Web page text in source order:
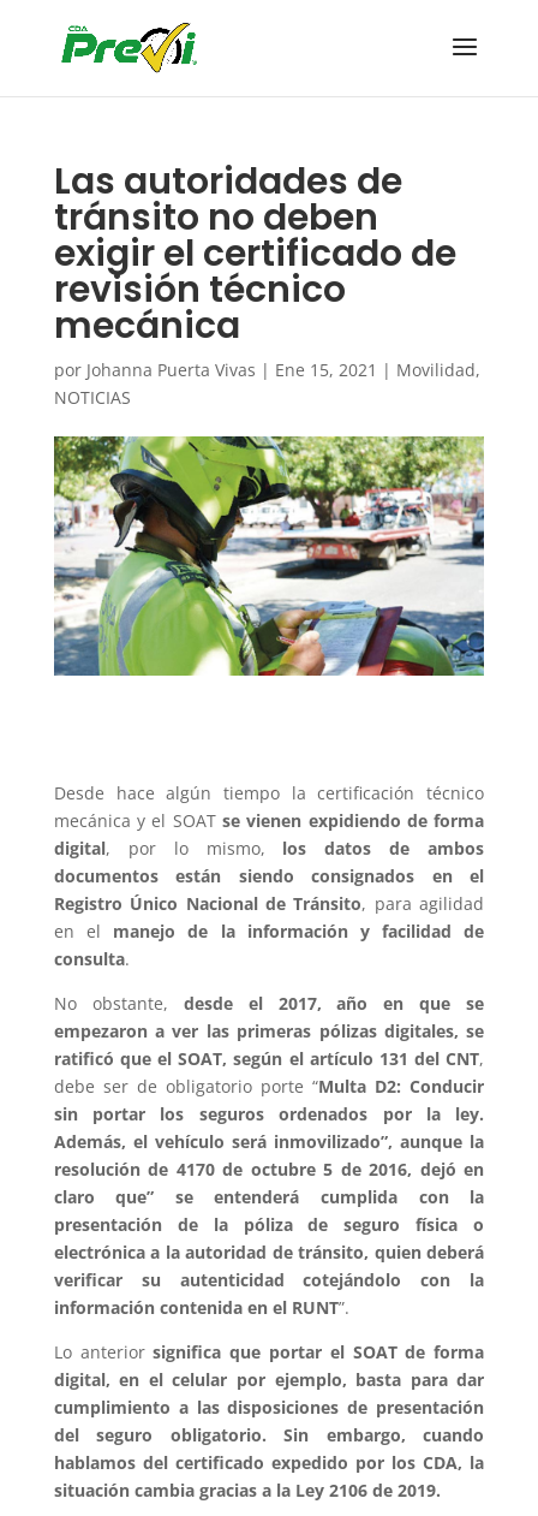
Las autoridades de
tránsito no deben
exigir el certificado de
revisión técnico
mecánica
por Johanna Puerta Vivas | Ene 15, 2021 | Movilidad,
NOTICIAS
Desde hace algún tiempo la certificación técnico
mecánica y el SOAT se vienen expidiendo de forma
digital, por lo mismo, los datos de ambos
documentos están siendo consignados en el
Registro Único Nacional de Tránsito, para agilidad
en el manejo de la información y facilidad de
consulta.
No obstante, desde el 2017, año en que se
empezaron a ver las primeras pólizas digitales, se
ratificó que el SOAT, según el artículo 131 del CNT,
debe ser de obligatorio porte “Multa D2: Conducir
sin portar los seguros ordenados por la ley.
Además, el vehículo será inmovilizado”, aunque la
resolución de 4170 de octubre 5 de 2016, dejó en
claro que” se entenderá cumplida con la
presentación de la póliza de seguro física o
electrónica a la autoridad de tránsito, quien deberá
verificar su autenticidad cotejándolo con la
información contenida en el RUNT”.
Lo anteriorsignifica que portar el SOAT de forma
digital, en el celular por ejemplo, basta para dar
cumplimiento a las disposiciones de presentación
del seguro obligatorio. Sin embargo, cuando
hablamos del certificado expedido por los CDA, la
situación cambia gracias a la Ley 2106 de 2019.